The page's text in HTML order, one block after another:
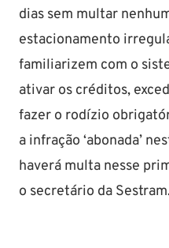
dias sem multar
estacionamento
familiarizem com o
ativar os créditos,
fazer o rodízio
a infração ‘abonada’
haverá multa nesse
o secretário da